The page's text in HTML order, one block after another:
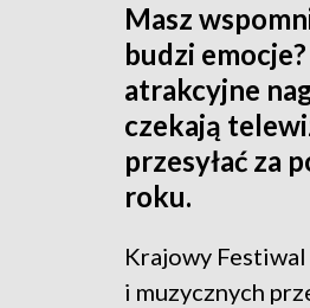
Masz
budzi
atrakcyjne
czekają
przesyłać za
roku.
Krajowy
i muzycznych